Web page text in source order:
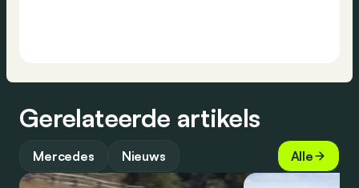
Gerelateerde artikels
Mercedes Nieuws Alle